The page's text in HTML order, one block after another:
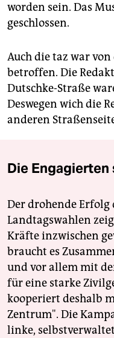
worden sein. Das
geschlossen.
Auch die taz war
betroffen. Die
Dutschke-Straße
Deswegen wich die
anderen
Die Engagierten
Der drohende Erfolg
Landtagswahlen
Kräfte inzwischen
braucht es
und vor allem mit
für eine starke
kooperiert deshalb
Zentrum". Die
linke,